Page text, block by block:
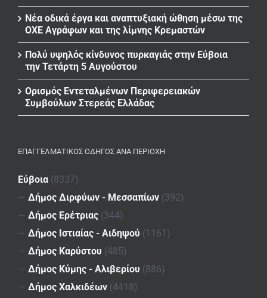
Νέα οδικά έργα και αναπτυξιακή ώθηση μέσω της
ΟΧΕ Αγράφων και της λίμνης Κρεμαστών
Πολύ υψηλός κίνδυνος πυρκαγιάς στην Εύβοια
την Τετάρτη 5 Αυγούστου
Ορισμός Εντεταλμένων Περιφερειακών
Συμβούλων Στερεάς Ελλάδας
ΕΠΑΓΓΕΛΜΑΤΙΚΌΣ ΟΔΗΓΌΣ ΑΝΆ ΠΕΡΙΟΧΉ
Εύβοια (8337)
— Δήμος Διρφύων - Μεσσαπίων (392)
— Δήμος Ερέτριας (344)
— Δήμος Ιστιαίας - Αιδηψού (1161)
— Δήμος Καρύστου (485)
— Δήμος Κύμης - Αλιβερίου (886)
— Δήμος Χαλκιδέων (4418)